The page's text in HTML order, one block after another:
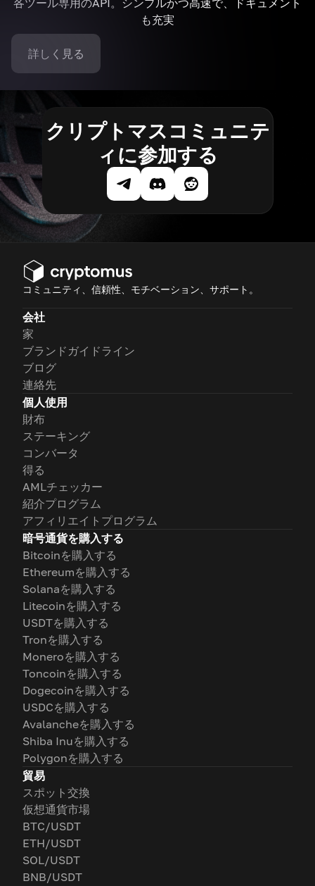
各ツール専用のAPI。シンプルかつ高速で、ドキュメント
も充実
詳しく見る
クリプトマスコミュニテ
ィに参加する
コミュニティ、信頼性、モチベーション、サポート。
会社
家
ブランドガイドライン
ブログ
連絡先
個人使用
財布
ステーキング
コンバータ
得る
AMLチェッカー
紹介プログラム
アフィリエイトプログラム
暗号通貨を購入する
Bitcoinを購入する
Ethereumを購入する
Solanaを購入する
Litecoinを購入する
USDTを購入する
Tronを購入する
Moneroを購入する
Toncoinを購入する
Dogecoinを購入する
USDCを購入する
Avalancheを購入する
Shiba Inuを購入する
Polygonを購入する
貿易
スポット交換
仮想通貨市場
BTC/USDT
ETH/USDT
SOL/USDT
BNB/USDT